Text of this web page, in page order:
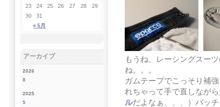
もうね、レーシングスー
ね。。。
ガムテープでこっそり補
れちゃって手で直しなが
ルだよなぁ、、、）バッ
« 5月
23
24 25 26 27 28
29
30
31
アーカイブ
2026
8
2025
5